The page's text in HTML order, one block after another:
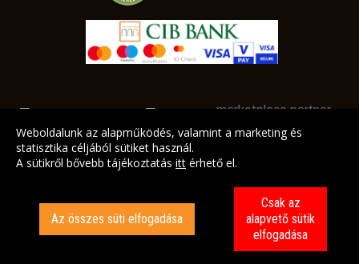
marketplace partner
Weboldalunk az alapműködés, valamint a marketing és
statisztika céljából sütiket használ.
A sütikről bővebb tájékoztatás itt érhető el.
Az összes süti elfogadása
Csak az
alapvető sütik
elfogadása